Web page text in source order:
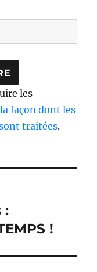
les
façon dont les
traitées.
:
!